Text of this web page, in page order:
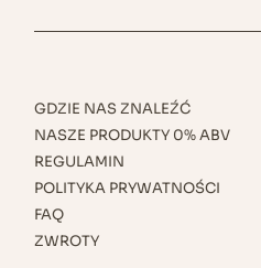
GDZIE NAS ZNALEŹĆ
NASZE PRODUKTY 0% ABV
REGULAMIN
POLITYKA PRYWATNOŚCI
FAQ
ZWROTY